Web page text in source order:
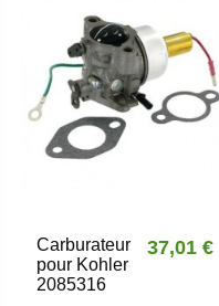
Carburateur
pour Kohler
2085316
37,01 €